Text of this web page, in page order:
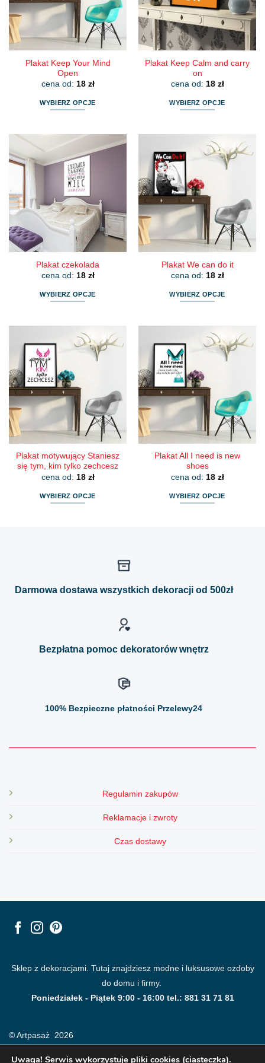
wybrać
na
stronie
produktu
wybrać
na
stronie
produktu
Plakat Keep Your Mind
Open
cena od: 18 zł
WYBIERZ OPCJE
wiele
wariantów.
Opcje
można
wybrać
na
stronie
produktu
Plakat Keep Calm and carry
on
cena od: 18 zł
WYBIERZ OPCJE
wiele
wariantów.
Opcje
można
wybrać
na
stronie
produktu
Plakat czekolada
cena od: 18 zł
WYBIERZ OPCJE
wiele
wariantów.
Opcje
można
wybrać
na
stronie
produktu
Plakat We can do it
cena od: 18 zł
WYBIERZ OPCJE
wiele
wariantów.
Opcje
można
wybrać
na
stronie
produktu
Plakat motywujący Staniesz
się tym, kim tylko zechcesz
cena od: 18 zł
WYBIERZ OPCJE
Plakat All I need is new
shoes
cena od: 18 zł
WYBIERZ OPCJE
można
Darmowa dostawa wszystkich dekoracji od 500zł
Bezpłatna pomoc dekoratorów wnętrz
100% Bezpieczne płatności Przelewy24
Regulamin zakupów
Reklamacje i zwroty
Czas dostawy
Sklep z dekoracjami. Tutaj znajdziesz modne i luksusowe ozdoby
do domu i firmy.
Poniedziałek - Piątek 9:00 - 16:00 tel.: 881 31 71 81
© Artpasaż 2026
Uwaga! Serwis wykorzystuje pliki cookies (ciasteczka).